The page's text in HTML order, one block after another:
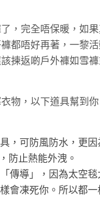
，完全唔保暖，如
都唔好再著，一黎
揀返啲戶外褲如雪
物，以下道具幫到你
，可防風防水，更
防止熱能外洩。
傳導」，因為太空毯
會凍死你。所以都